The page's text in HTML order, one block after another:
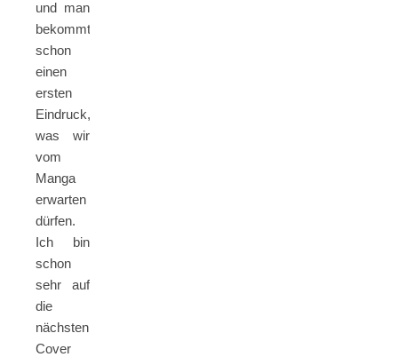
und man
bekommt
schon
einen
ersten
Eindruck,
was wir
vom
Manga
erwarten
dürfen.
Ich bin
schon
sehr auf
die
nächsten
Cover